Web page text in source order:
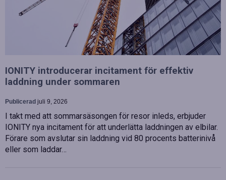
IONITY introducerar incitament för effektiv
laddning under sommaren
Publicerad juli 9, 2026
I takt med att sommarsäsongen för resor inleds, erbjuder
IONITY nya incitament för att underlätta laddningen av elbilar.
Förare som avslutar sin laddning vid 80 procents batterinivå
eller som laddar…